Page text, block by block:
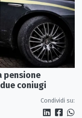
pensione
coniugi
Condividi su: